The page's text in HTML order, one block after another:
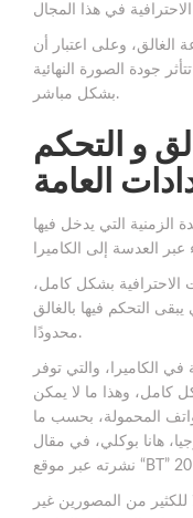
وعلى اعتبار أن
جودة الصورة النهائية
بشكل مباشر.
و التحكم
العامة
الزمنية التي يدخل فيها
الاحترافية بشكل كامل،
التحكم فيها بالغالق
محدودًا.
الكاميرا، والتي توفر
كامل، وهذا ما لا يمكن
المحمولة، بحسب ما
هانا بوكلي، في مقال
من المصورين غير